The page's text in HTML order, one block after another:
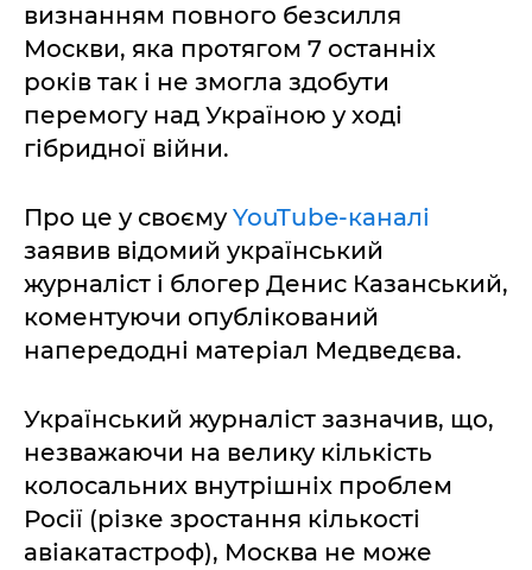
визнанням повного безсилля
Москви, яка протягом 7 останніх
років так і не змогла здобути
перемогу над Україною у ході
гібридної війни.
Про це у своємуYouTube-каналі
заявив відомий український
журналіст і блогер Денис Казанський,
коментуючи опублікований
напередодні матеріал Медведєва.
Український журналіст зазначив, що,
незважаючи на велику кількість
колосальних внутрішніх проблем
Росії (різке зростання кількості
авіакатастроф), Москва не може